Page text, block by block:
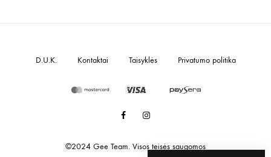
FacebookInstagram
©2024 Gee Team. Visos teisės saugomos
D.U.K. Kontaktai Taisyklės Privatumo politika